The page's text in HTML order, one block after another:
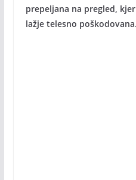
prepeljana na pregled,
lažje telesno poškodovana.